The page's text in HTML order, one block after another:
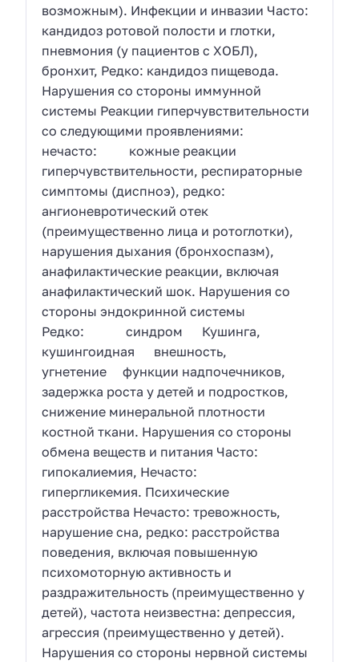
возможным). Инфекции и инвазии Часто:
кандидоз ротовой полости и глотки,
пневмония (у пациентов с ХОБЛ),
бронхит, Редко: кандидоз пищевода.
Нарушения со стороны иммунной
системы Реакции гиперчувствительности
со следующими проявлениями:
нечасто: кожные реакции
гиперчувствительности, респираторные
симптомы (диспноэ), редко:
ангионевротический отек
(преимущественно лица и ротоглотки),
нарушения дыхания (бронхоспазм),
анафилактические реакции, включая
анафилактический шок. Нарушения со
стороны эндокринной системы
Редко: синдром Кушинга,
кушингоидная внешность,
угнетение функции надпочечников,
задержка роста у детей и подростков,
снижение минеральной плотности
костной ткани. Нарушения со стороны
обмена веществ и питания Часто:
гипокалиемия, Нечасто:
гипергликемия. Психические
расстройства Нечасто: тревожность,
нарушение сна, редко: расстройства
поведения, включая повышенную
психомоторную активность и
раздражительность (преимущественно у
детей), частота неизвестна: депрессия,
агрессия (преимущественно у детей).
Нарушения со стороны нервной системы